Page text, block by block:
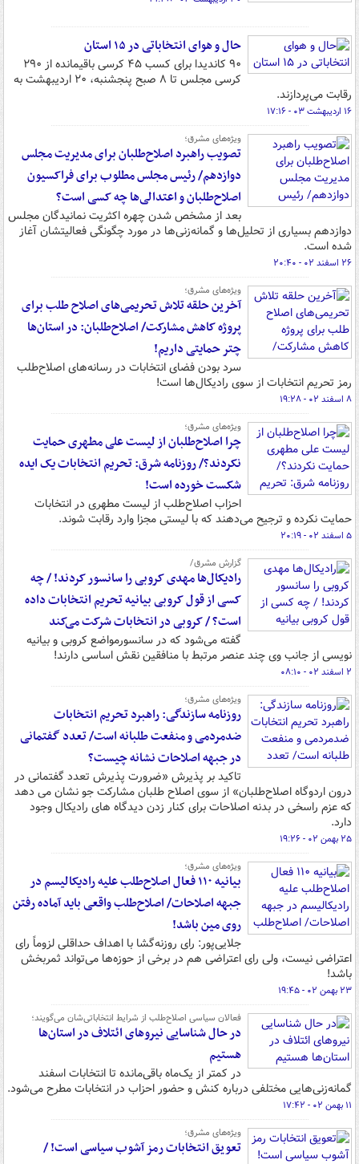
حال و هوای انتخاباتی در ۱۵ استان
۹۰ کاندیدا برای کسب ۴۵ کرسی باقیمانده از ۲۹۰
کرسی مجلس تا ۸ صبح پنجشنبه، ۲۰ اردیبهشت به
رقابت می‌پردازند.
۱۶ اردیبهشت ۰۳ - ۱۷:۱۶
ویژه‌های مشرق؛
تصویب راهبرد اصلاح‌طلبان برای مدیریت مجلس
دوازدهم/ رئیس مجلس مطلوب برای فراکسیون
اصلاح‌طلبان و اعتدالی‌ها چه کسی است؟
بعد از مشخص شدن چهره اکثریت نمانیدگان مجلس
دوازدهم بسیاری از تحلیل‌ها و گمانه‌زنی‌ها در مورد چگونگی فعالیتشان آغاز
شده است.
۲۶ اسفند ۰۲ - ۲۰:۴۰
ویژه‌های مشرق؛
آخرین حلقه تلاش تحریمی‌های اصلاح طلب برای
پروژه کاهش مشارکت/ اصلاح‌طلبان: در استان‌ها
چتر حمایتی داریم!
سرد بودن فضای انتخابات در رسانه‎‌های اصلاح‌طلب
رمز تحریم انتخابات از سوی رادیکال‌ها است!
۸ اسفند ۰۲ - ۱۹:۲۸
ویژه‌های مشرق؛
چرا اصلاح‌طلبان از لیست علی مطهری حمایت
نکردند؟/ روزنامه شرق: تحریم انتخابات یک ایده
شکست خورده است!
احزاب اصلاح‌طلب از لیست مطهری در انتخابات
حمایت نکرده و ترجیح می‌دهند که با لیستی مجزا وارد رقابت شوند.
۵ اسفند ۰۲ - ۲۰:۱۹
گزارش مشرق/
رادیکال‌ها مهدی کروبی را سانسور کردند! / چه
کسی از قول کروبی بیانیه تحریم انتخابات داده
است؟ / کروبی در انتخابات شرکت می‌کند
گفته می‌شود که در سانسورمواضع کروبی و بیانیه
نویسی از جانب وی چند عنصر مرتبط با منافقین نقش اساسی دارند!
۲ اسفند ۰۲ - ۰۸:۱۰
ویژه‌های مشرق؛
روزنامه سازندگی: راهبرد تحریم انتخابات
ضدمردمی و منفعت طلبانه است/ تعدد گفتمانی
در جبهه اصلاحات نشانه چیست؟
تاکید بر پذیرش «ضرورت پذیرش تعدد گفتمانی در
درون اردوگاه اصلاح‌طلبان» از سوی اصلاح طلبان مشارکت جو نشان می دهد
که عزم راسخی در بدنه اصلاحات برای کنار زدن دیدگاه های رادیکال وجود
دارد.
۲۵ بهمن ۰۲ - ۱۹:۲۶
ویژه‌های مشرق؛
بیانیه ۱۱۰ فعال اصلاح‌طلب علیه رادیکالیسم در
جبهه اصلاحات/ اصلاح‌طلب واقعی باید آماده رفتن
روی مین باشد!
جلایی‌پور: رای روزنه‌گشا با اهداف حداقلی لزوماً رای
اعتراضی نیست، ولی رای اعتراضی هم در برخی از حوزه‌ها می‌تواند ثمربخش
باشد!
۲۳ بهمن ۰۲ - ۱۹:۴۵
فعالان سیاسی اصلاح‌طلب از شرایط انتخاباتی‌شان می‌گویند؛
در حال شناسایی نیروهای ائتلاف در استان‌ها
هستیم
در کمتر از یک‌ماه باقی‌مانده تا انتخابات اسفند
گمانه‌زنی‌هایی مختلفی درباره کنش و حضور احزاب در انتخابات مطرح می‌شود.
۱۱ بهمن ۰۲ - ۱۷:۴۲
ویژه‌های مشرق؛
تعویق انتخابات رمز آشوب سیاسی است! /